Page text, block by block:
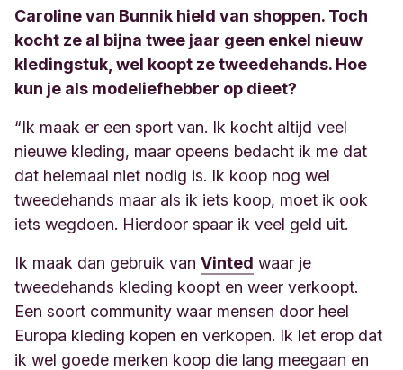
Caroline van Bunnik hield van shoppen. Toch
kocht ze al bijna twee jaar geen enkel nieuw
kledingstuk , wel koopt zetweedehands. Hoe
kun je als modeliefhebber op dieet?
“Ik maak er een sport van. Ik kocht altijd veel
nieuwe kleding, maar opeens bedacht ik me dat
dat helemaal niet nodig is. Ik koop nog wel
tweedehands maar als ik iets koop, moet ik ook
iets wegdoen. Hierdoor spaar ik veel geld uit.
Ik maak dan gebruik van Vinted waar je
tweedehands kleding koopt en weer verkoopt.
Een soort community waar mensen door heel
Europa kleding kopen en verkopen. Ik let erop dat
ik wel goede merken koop die lang meegaan en